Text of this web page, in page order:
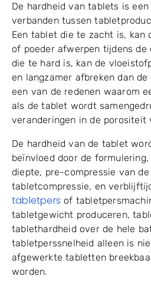
De hardheid van tablets is
verbanden tussen
Een tablet die te zacht is, kan
of poeder afwerpen tijdens de
die te hard is, kan de
en langzamer afbreken dan
een van de redenen waarom
als de tablet wordt
veranderingen in de porositeit
De hardheid van de tablet
beïnvloed door de
diepte, pre-compressie van
tabletcompressie, en
tabletpers of
tabletgewicht produceren,
tablethardheid over de hele
tabletperssnelheid alleen is
afgewerkte tabletten
worden.